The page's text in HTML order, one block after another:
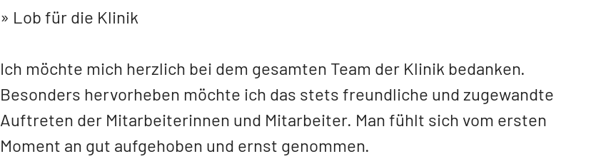
Lob für die Klinik
Ich möchte mich herzlich bei dem gesamten Team der Klinik bedanken.
Besonders hervorheben möchte ich das stets freundliche und zugewandte
Auftreten der Mitarbeiterinnen und Mitarbeiter. Man fühlt sich vom ersten
Moment an gut aufgehoben und ernst genommen.